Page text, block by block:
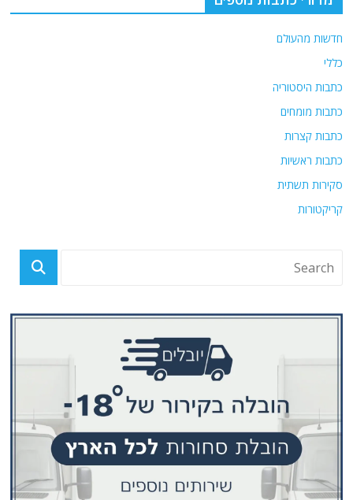
חדשות מהעולם
כללי
כתבות היסטוריה
כתבות מומחים
כתבות קצרות
כתבות ראשיות
סקירות תשתית
קריקטורות